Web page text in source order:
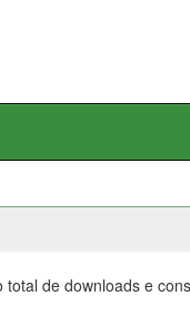
de downloads e